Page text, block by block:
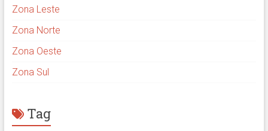
Zona Leste
Zona Norte
Zona Oeste
Zona Sul
Tag